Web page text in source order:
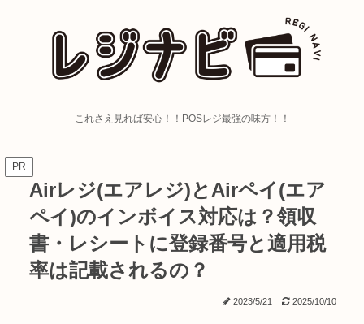
これさえ見れば安心！！POSレジ最強の味方！！
PR
Airレジ(エアレジ)とAirペイ(エア
ペイ)のインボイス対応は？領収
書・レシートに登録番号と適用税
率は記載されるの？
2023/5/21 2025/10/10